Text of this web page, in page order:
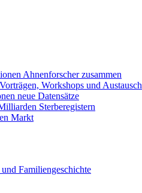
Ahnenforscher zusammen
Workshops und Austausch
neue Datensätze
Sterberegistern
Markt
Familiengeschichte